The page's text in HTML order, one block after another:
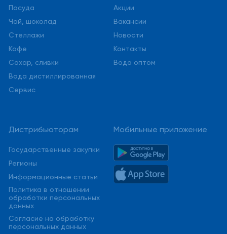
Посуда
Чай, шоколад
Стеллажи
Кофе
Сахар, сливки
Вода дистиллированная
Сервис
Акции
Вакансии
Новости
Контакты
Вода оптом
Дистрибьюторам
Государственные закупки
Регионы
Информационные статьи
Политика в отношении
обработки персональных
данных
Cогласие на обработку
персональных данных
Мобильные приложение